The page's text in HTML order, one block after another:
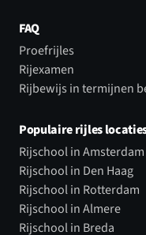
FAQ
Proefrijles
Rijexamen
Rijbewijs in termijnen
Populaire rijles
Rijschool in Amsterdam
Rijschool in Den Haag
Rijschool in Rotterdam
Rijschool in Almere
Rijschool in Breda